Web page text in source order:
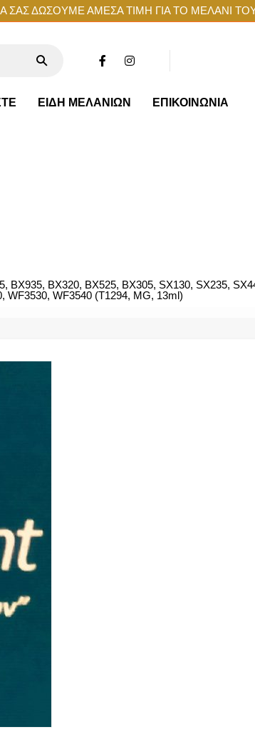
ΣΑΣ ΔΩΣΟΥΜΕ ΑΜΕΣΑ ΤΙΜΗ ΓΙΑ ΤΟ ΜΕΛΑΝΙ
ΕΙΔΗ ΜΕΛΑΝΙΩΝ ΕΠΙΚΟΙΝΩΝΙΑ
BX935, BX320, BX525, BX305, SX130, SX235,
WF3530, WF3540 (T1294, MG, 13ml)